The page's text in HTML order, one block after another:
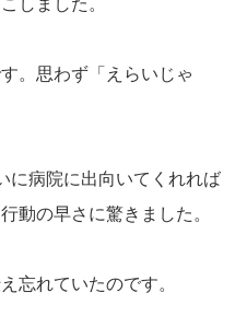
しました。
。思わず「えらいじゃ
に病院に出向いてくれれば
動の早さに驚きました。
忘れていたのです。